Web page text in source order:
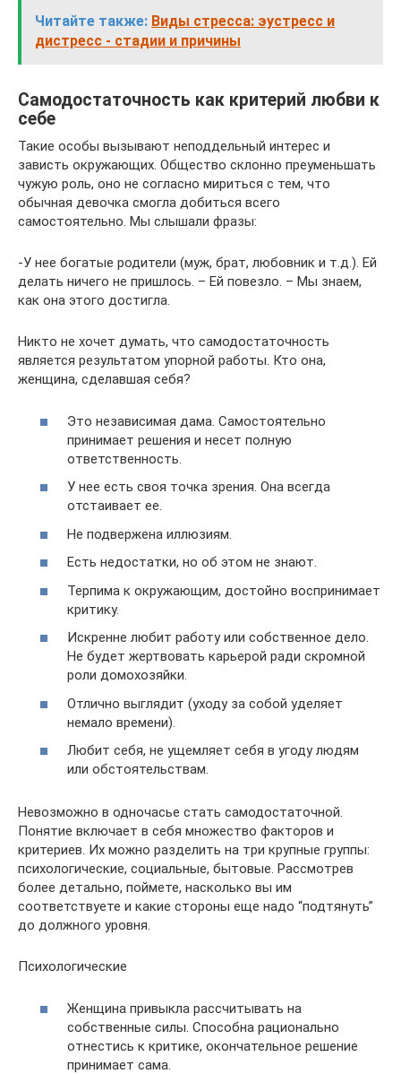
Читайте также: Виды стресса: эустресс и
дистресс - стадии и причины
Самодостаточность как критерий любви к
себе
Такие особы вызывают неподдельный интерес и
зависть окружающих. Общество склонно преуменьшать
чужую роль, оно не согласно мириться с тем, что
обычная девочка смогла добиться всего
самостоятельно. Мы слышали фразы:
-У нее богатые родители (муж, брат, любовник и т.д.). Ей
делать ничего не пришлось. – Ей повезло. – Мы знаем,
как она этого достигла.
Никто не хочет думать, что самодостаточность
является результатом упорной работы. Кто она,
женщина, сделавшая себя?
Это независимая дама. Самостоятельно
принимает решения и несет полную
ответственность.
У нее есть своя точка зрения. Она всегда
отстаивает ее.
Не подвержена иллюзиям.
Есть недостатки, но об этом не знают.
Терпима к окружающим, достойно воспринимает
критику.
Искренне любит работу или собственное дело.
Не будет жертвовать карьерой ради скромной
роли домохозяйки.
Отлично выглядит (уходу за собой уделяет
немало времени).
Любит себя, не ущемляет себя в угоду людям
или обстоятельствам.
Невозможно в одночасье стать самодостаточной.
Понятие включает в себя множество факторов и
критериев. Их можно разделить на три крупные группы:
психологические, социальные, бытовые. Рассмотрев
более детально, поймете, насколько вы им
соответствуете и какие стороны еще надо “подтянуть”
до должного уровня.
Психологические
Женщина привыкла рассчитывать на
собственные силы. Способна рационально
отнестись к критике, окончательное решение
принимает сама.